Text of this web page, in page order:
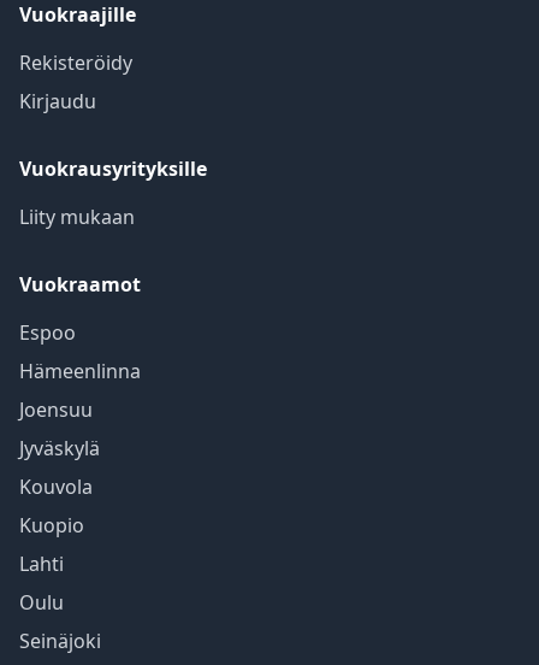
Vuokraajille
Rekisteröidy
Kirjaudu
Vuokrausyrityksille
Liity mukaan
Vuokraamot
Espoo
Hämeenlinna
Joensuu
Jyväskylä
Kouvola
Kuopio
Lahti
Oulu
Seinäjoki